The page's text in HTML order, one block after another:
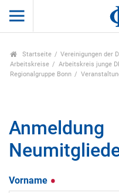
Startseite Vereinigungen der
Arbeitskreise
Arbeitskreis junge
Regionalgruppe Bonn
Anmeldung
Vorname